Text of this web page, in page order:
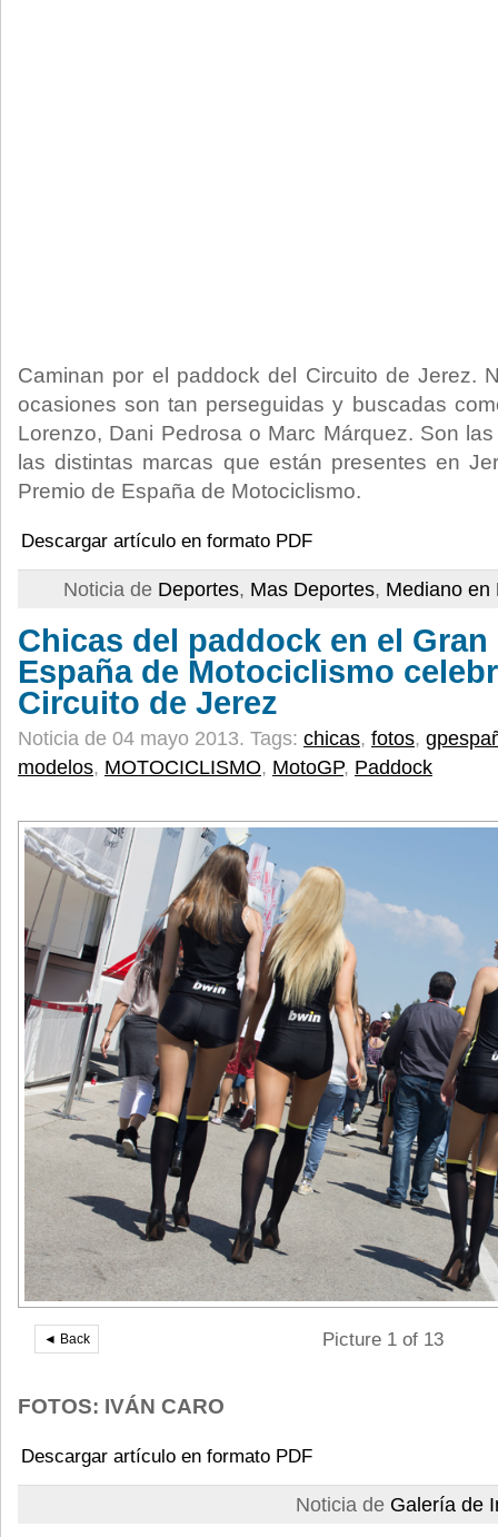
Caminan por el paddock del Circuito de Jerez.
ocasiones son tan perseguidas y buscadas
Lorenzo, Dani Pedrosa o Marc Márquez. Son
las distintas marcas que están presentes en
Premio de España de Motociclismo.
Descargar artículo en formato PDF
Noticia de Deportes, Mas Deportes, Mediano en
Chicas del paddock en el Gran
España de Motociclismo
Circuito de Jerez
Noticia de 04 mayo 2013. Tags: chicas, fotos,
modelos, MOTOCICLISMO, MotoGP, Paddock
◄ Back Picture 1 of 13
FOTOS: IVÁN CARO
Descargar artículo en formato PDF
Noticia de Galería de